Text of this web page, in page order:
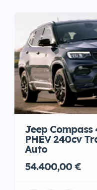
Jeep Compass
PHEV 240cv
Auto
54.400,00 €